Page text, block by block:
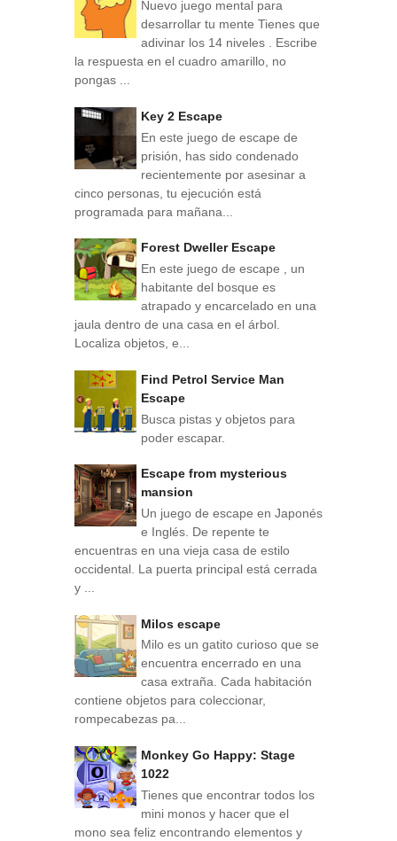
Nuevo juego mental para
desarrollar tu mente Tienes que
adivinar los 14 niveles . Escribe
la respuesta en el cuadro amarillo, no
pongas ...
Key 2 Escape
En este juego de escape de
prisión, has sido condenado
recientemente por asesinar a
cinco personas, tu ejecución está
programada para mañana...
Forest Dweller Escape
En este juego de escape , un
habitante del bosque es
atrapado y encarcelado en una
jaula dentro de una casa en el árbol.
Localiza objetos, e...
Find Petrol Service Man
Escape
Busca pistas y objetos para
poder escapar.
Escape from mysterious
mansion
Un juego de escape en Japonés
e Inglés. De repente te
encuentras en una vieja casa de estilo
occidental. La puerta principal está cerrada
y ...
Milos escape
Milo es un gatito curioso que se
encuentra encerrado en una
casa extraña. Cada habitación
contiene objetos para coleccionar,
rompecabezas pa...
Monkey Go Happy: Stage
1022
Tienes que encontrar todos los
mini monos y hacer que el
mono sea feliz encontrando elementos y